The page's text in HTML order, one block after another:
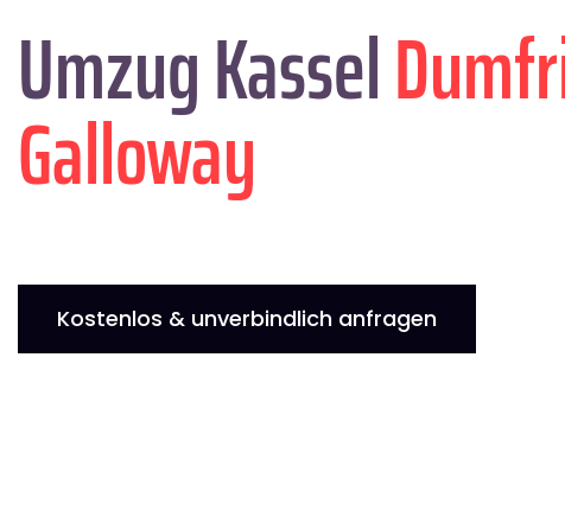
Umzug Kassel
Galloway
Kostenlos & unverbindlich anfragen